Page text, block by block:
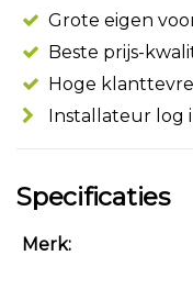
Grote eigen
Beste prijs-
Hoge
Installateur log
Specificaties
Merk: